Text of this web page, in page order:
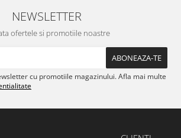
NEWSLETTER
ofertele si promotiile noastre
cu promotiile magazinului. Afla mai multe